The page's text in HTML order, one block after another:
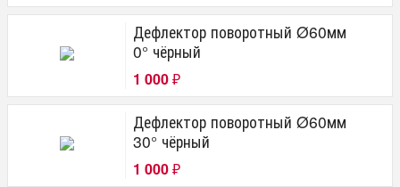
Дефлектор поворотный Ø60мм
0° чёрный
1 000 ₽
Дефлектор поворотный Ø60мм
30° чёрный
1 000 ₽